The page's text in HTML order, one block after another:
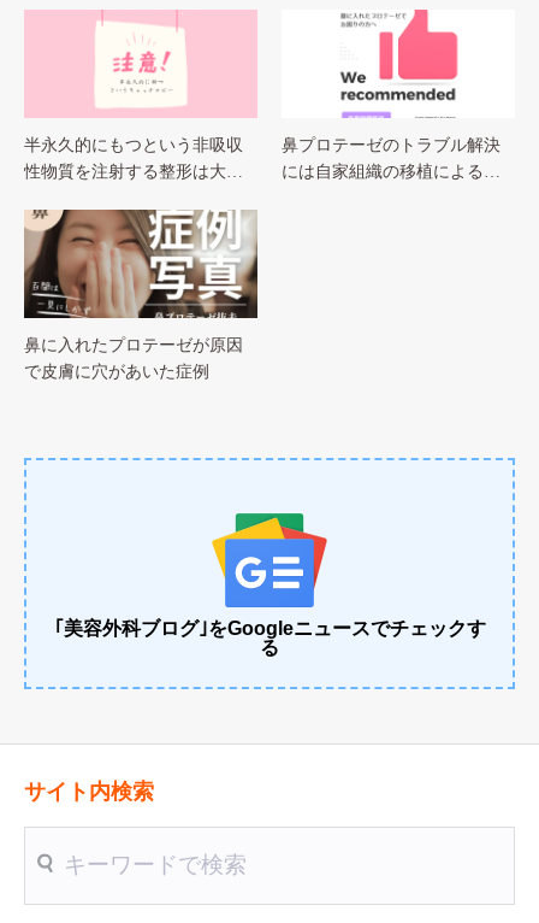
半永久的にもつという非吸収
性物質を注射する整形は大…
鼻プロテーゼのトラブル解決
には自家組織の移植による…
鼻に入れたプロテーゼが原因
で皮膚に穴があいた症例
｢美容外科ブログ｣をGoogleニュースでチェックす
る
サイト内検索
送信